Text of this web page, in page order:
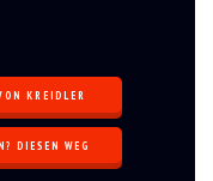
KREIDLER
DIESEN WEG